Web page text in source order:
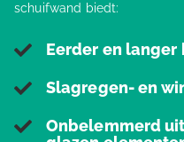
schuifwand biedt:
Eerder en langer
Slagregen- en
Onbelemmerd